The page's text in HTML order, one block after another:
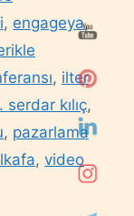
, engageya,
, ilter
serdar kılıç,
, pazarlama
, video